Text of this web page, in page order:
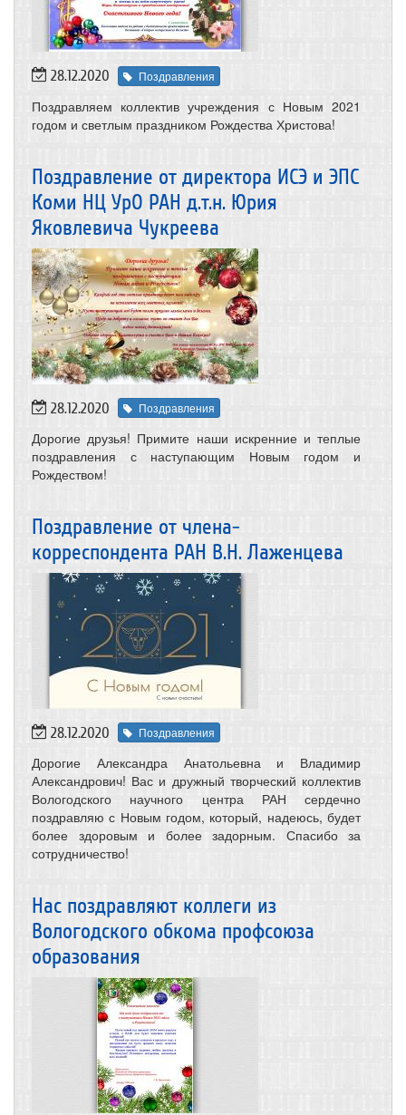
28.12.2020 Поздравления
Поздравляем коллектив учреждения с Новым 2021
годом и светлым праздником Рождества Христова!
Поздравление от директора ИСЭ и ЭПС
Коми НЦ УрО РАН д.т.н. Юрия
Яковлевича Чукреева
28.12.2020 Поздравления
Дорогие друзья! Примите наши искренние и теплые
поздравления с наступающим Новым годом и
Рождеством!
Поздравление от члена-
корреспондента РАН В.Н. Лаженцева
28.12.2020 Поздравления
Дорогие Александра Анатольевна и Владимир
Александрович! Вас и дружный творческий коллектив
Вологодского научного центра РАН сердечно
поздравляю с Новым годом, который, надеюсь, будет
более здоровым и более задорным. Спасибо за
сотрудничество!
Нас поздравляют коллеги из
Вологодского обкома профсоюза
образования